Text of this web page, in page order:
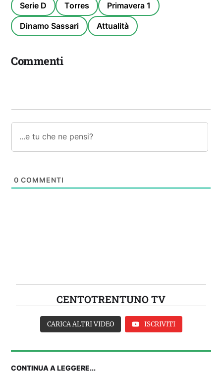
Serie D Torres Primavera 1
Dinamo Sassari Attualità
Commenti
0 COMMENTI
CENTOTRENTUNO TV
CARICA ALTRI VIDEO ISCRIVITI
CONTINUA A LEGGERE...